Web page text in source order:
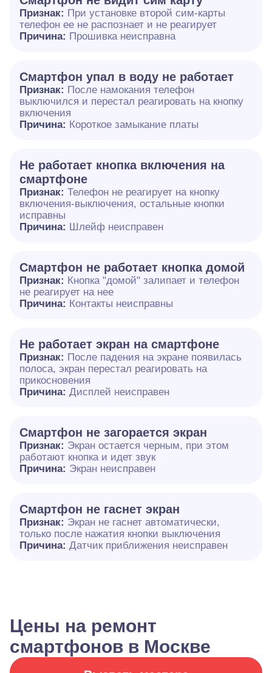
Признак: При установке второй сим-карты
телефон ее не распознает и не реагирует
Причина: Прошивка неисправна
Смартфон упал в воду не работает
Признак: После намокания телефон
выключился и перестал реагировать на кнопку
включения
Причина: Короткое замыкание платы
Не работает кнопка включения на
смартфоне
Признак: Телефон не реагирует на кнопку
включения-выключения, остальные кнопки
исправны
Причина: Шлейф неисправен
Смартфон не работает кнопка домой
Признак: Кнопка "домой" залипает и телефон
не реагирует на нее
Причина: Контакты неисправны
Не работает экран на смартфоне
Признак: После падения на экране появилась
полоса, экран перестал реагировать на
прикосновения
Причина: Дисплей неисправен
Смартфон не загорается экран
Признак: Экран остается черным, при этом
работают кнопка и идет звук
Причина: Экран неисправен
Смартфон не гаснет экран
Признак: Экран не гаснет автоматически,
только после нажатия кнопки выключения
Причина: Датчик приближения неисправен
Цены на ремонт
смартфонов в Москве